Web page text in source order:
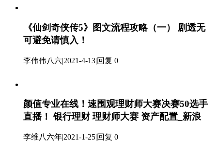
《仙剑奇侠传5》图文流程攻略（一） 剧透无
可避免请慎入！
李伟伟八六|2021-4-13|回复 0
颜值专业在线！速围观理财师大赛决赛50选手
直播！ 银行理财 理财师大赛 资产配置_新浪
李维八六年|2021-1-25|回复 0